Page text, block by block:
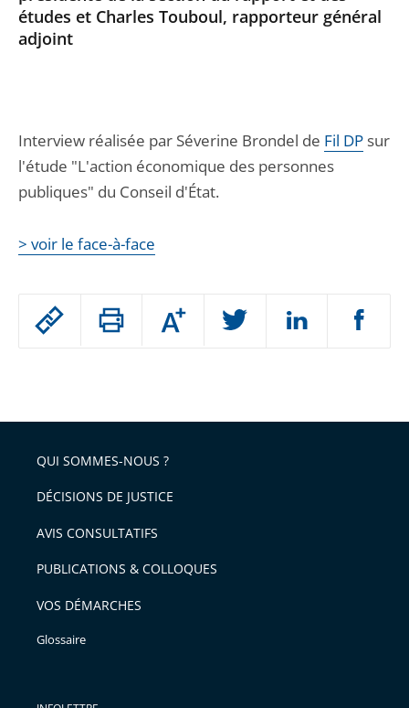
Passer
arriver
après
Augmenter
ou
l'article
pour
avant
études et Charles Touboul, rapporteur général
adjoint
Interview réalisée par Séverine Brondel de Fil DP sur
l'étude "L'action économique des personnes
publiques" du Conseil d'État.
> voir le face-à-face
QUI SOMMES-NOUS ?
DÉCISIONS DE JUSTICE
AVIS CONSULTATIFS
PUBLICATIONS & COLLOQUES
VOS DÉMARCHES
Glossaire